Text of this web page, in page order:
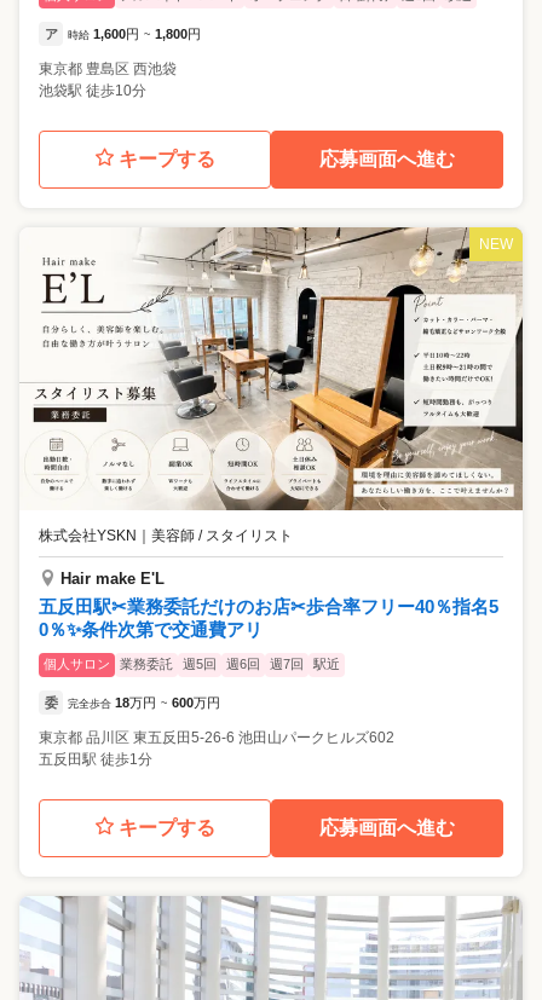
ア 時給 1,600円 ~ 1,800円
東京都 豊島区 西池袋
池袋駅 徒歩10分
キープする 応募画面へ進む
NEW
株式会社YSKN 美容師 / スタイリスト
Hair make E'L
五反田駅✂業務委託だけのお店✂歩合率フリー40％指名5
0％✨条件次第で交通費アリ
個人サロン 業務委託 週5回 週6回 週7回 駅近
委 完全歩合 18万円 ~ 600万円
東京都 品川区 東五反田5-26-6 池田山パークヒルズ602
五反田駅 徒歩1分
キープする 応募画面へ進む